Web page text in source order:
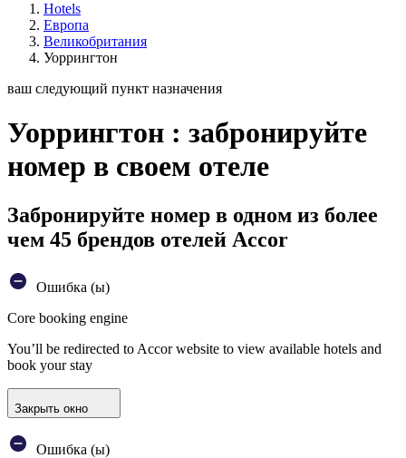
Hotels
Европа
Великобритания
Уоррингтон
ваш следующий пункт назначения
Уоррингтон : забронируйте
номер в своем отеле
Забронируйте номер в одном из более
чем 45 брендов отелей Accor
Ошибка (ы)
Core booking engine
You’ll be redirected to Accor website to view available hotels and
book your stay
Закрыть окно
Ошибка (ы)